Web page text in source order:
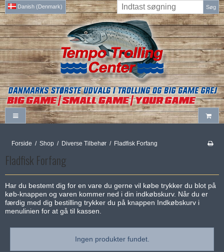
Danish (Denmark) Søg
Forside / Shop / Diverse Tilbehør / Fladfisk Forfang
Fladfisk Forfang
Har du bestemt dig for en vare du gerne vil købe trykker du blot på
køb-knappen og varen kommer ned i din indkøbskurv. Når du er
færdig med dig bestilling trykker du på knappen Indkøbskurv i
menulinien for at gå til kassen.
Ingen produkter fundet.